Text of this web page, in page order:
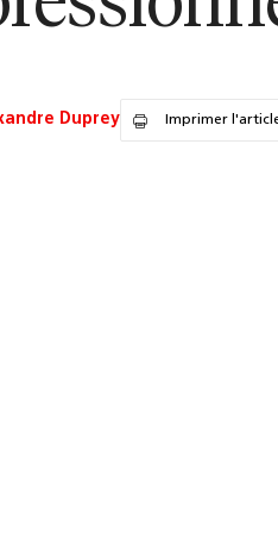
Duprey Imprimer